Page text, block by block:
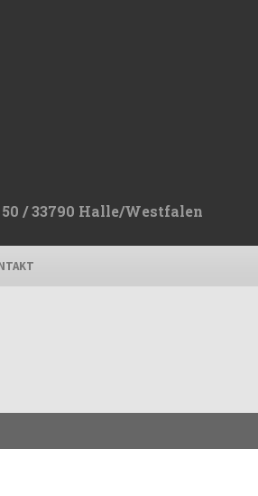
/ 33790 Halle/Westfalen